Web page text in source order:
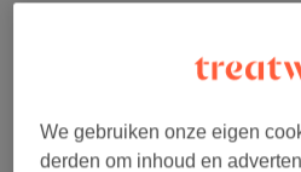
We gebruiken onze eigen
derden om inhoud en